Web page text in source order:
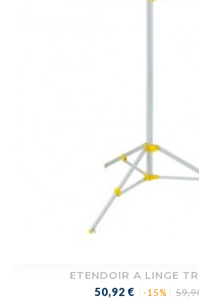
ETENDOIR A LINGE
Prix
50,92 € -15%
Prix